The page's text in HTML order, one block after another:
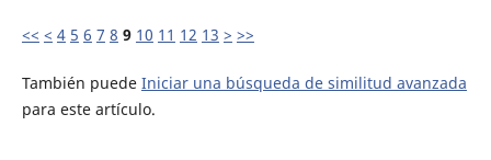
<< < 4 5 6 7 8 9 10 11 12 13 > >>
También puede Iniciar una búsqueda de similitud avanzada
para este artículo.